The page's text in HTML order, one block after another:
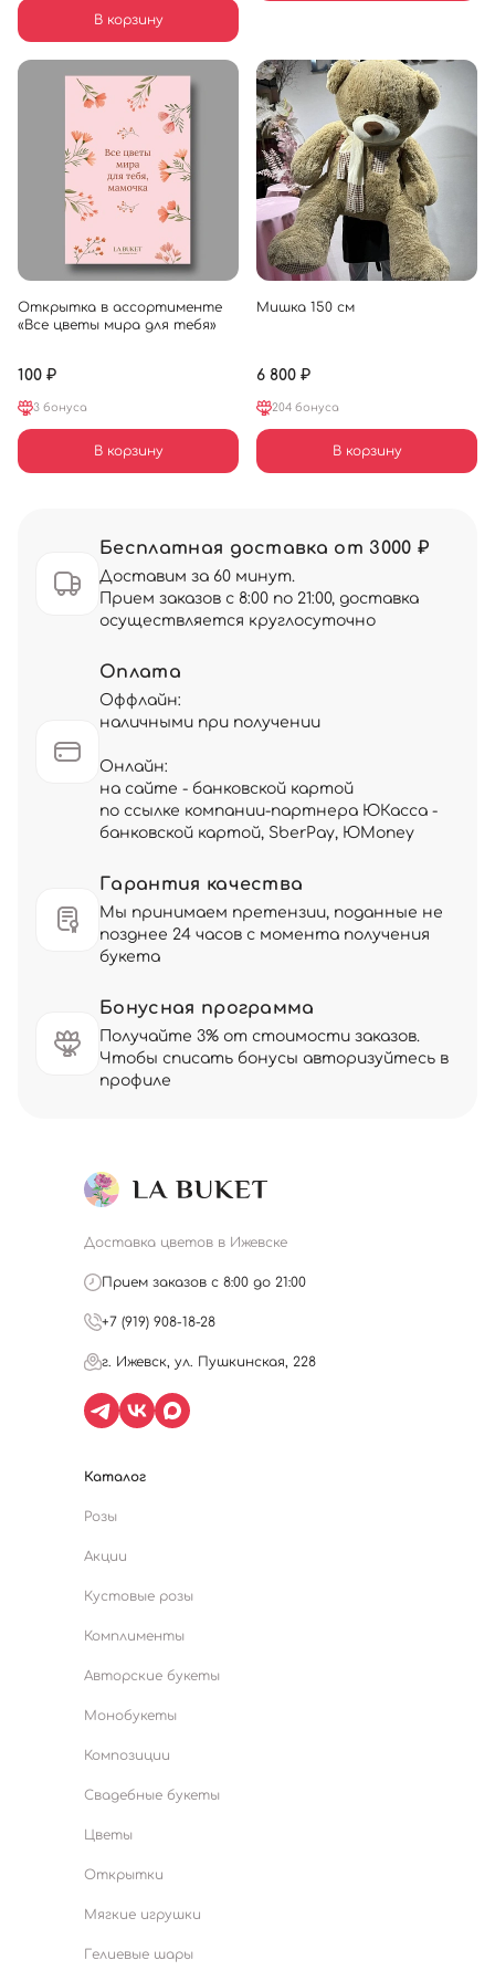
В корзину
Открытка в ассортименте
«Все цветы мира для тебя»
100 ₽
3 бонуса
В корзину
Мишка 150 см
6 800 ₽
204 бонуса
В корзину
Бесплатная доставка от 3000 ₽
Доставим за 60 минут.
Прием заказов с 8:00 по 21:00, доставка
осуществляется круглосуточно
Оплата
Оффлайн:
наличными при получении
Онлайн:
на сайте - банковской картой
по ссылке компании-партнера ЮКасса -
банковской картой, SberPay, ЮMoney
Гарантия качества
Мы принимаем претензии, поданные не
позднее 24 часов с момента получения
букета
Бонусная программа
Получайте 3% от стоимости заказов.
Чтобы списать бонусы авторизуйтесь в
профиле
Доставка цветов в Ижевске
Прием заказов с 8:00 до 21:00
+7 (919) 908-18-28
г. Ижевск, ул. Пушкинская, 228
Каталог
Розы
Акции
Кустовые розы
Комплименты
Авторские букеты
Монобукеты
Композиции
Свадебные букеты
Цветы
Открытки
Мягкие игрушки
Гелиевые шары